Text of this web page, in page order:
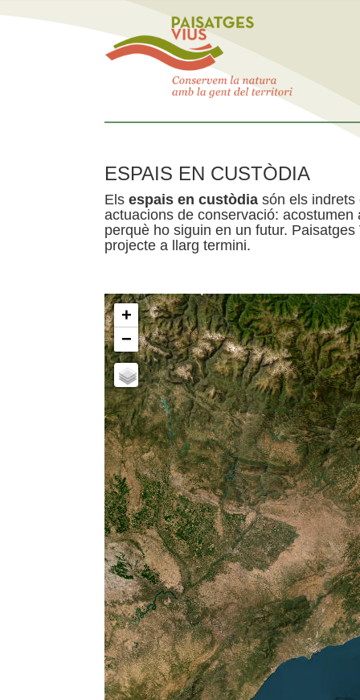
ESPAIS EN CUSTÒDIA
Els espais en custòdia són els indrets
actuacions de conservació:
perquè ho siguin en un futur.
projecte a llarg termini.
+
−